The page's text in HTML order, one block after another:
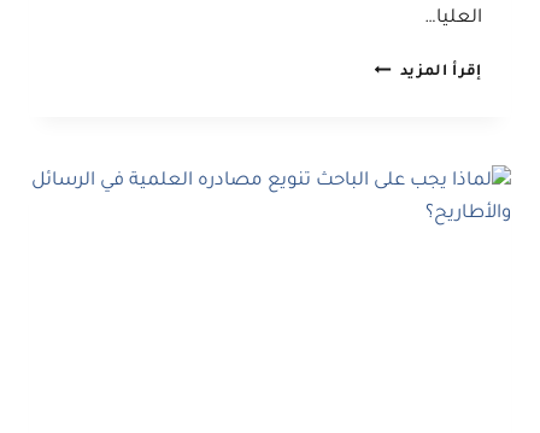
العليا…
إقرأ المزيد إدارة
الأبحاث
العلمية: